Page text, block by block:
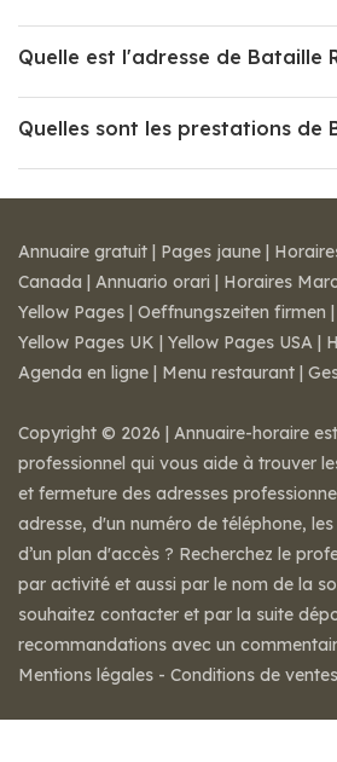
Quelle est l'adresse de Bataille
Quelles sont les prestations de
Annuaire gratuit | Pages jaune |
Canada | Annuario orari | Horaires
Yellow Pages | Oeffnungszeiten firmen |
Yellow Pages UK | Yellow Pages USA |
Agenda en ligne | Menu restaurant |
Copyright © 2026 | Annuaire-horaire est
professionnel qui vous aide à trouver
et fermeture des adresses
adresse, d'un numéro de téléphone, les
d’un plan d'accès ? Recherchez le
par activité et aussi par le nom de la
souhaitez contacter et par la suite
recommandations avec un
Mentions légales - Conditions de ventes